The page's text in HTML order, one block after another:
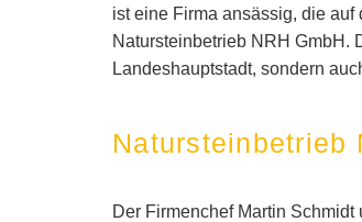
ist eine Firma ansässig, die
Natursteinbetrieb NRH GmbH.
Landeshauptstadt, sondern
Natursteinbetrieb
Der Firmenchef Martin